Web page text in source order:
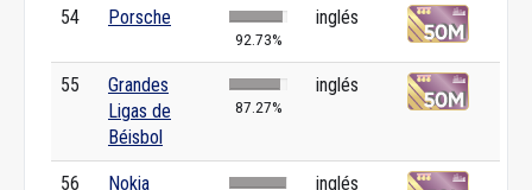
54 Porsche
92.73%
inglés
55
Grandes
Ligas de
Béisbol
87.27%
inglés
56 Nokia inglés